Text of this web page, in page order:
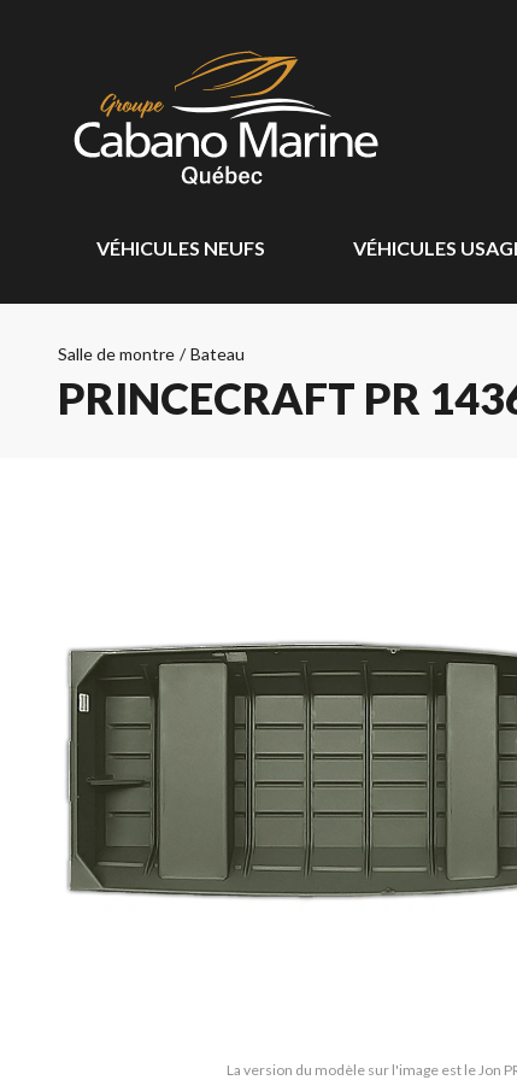
VÉHICULES NEUFS VÉHICULES
Salle de montre / Bateau
PRINCECRAFT PR
La version du modèle sur l'image est le Jon